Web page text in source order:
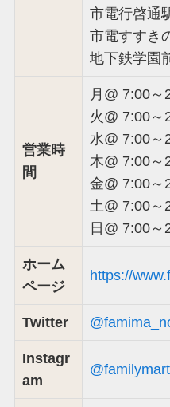
市電行啓通
市電すすき
地下鉄学園
営業時
間
月@ 7:00～
火@ 7:00～
水@ 7:00～
木@ 7:00～
金@ 7:00～
土@ 7:00～
日@ 7:00～
ホーム
ページ
https://
Twitter
Instagr
am